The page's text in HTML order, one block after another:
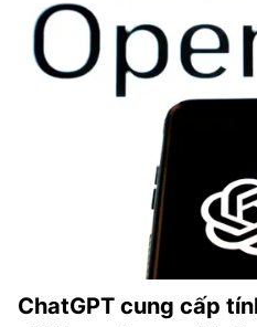
ChatGPT cung cấp